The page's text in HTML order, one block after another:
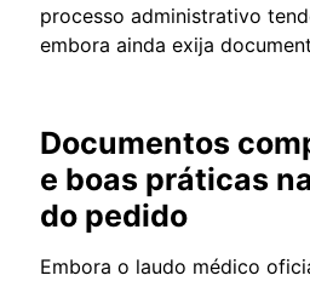
processo administrativo
embora ainda exija
Documentos
e boas práticas
do pedido
Embora o laudo médico